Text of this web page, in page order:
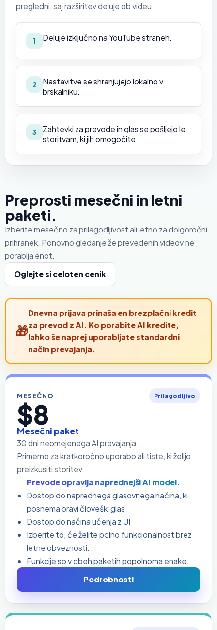
pregledni, saj razširitev deluje ob videu.
1 Deluje izključno na YouTube straneh.
2
Nastavitve se shranjujejo lokalno v
brskalniku.
3
Zahtevki za prevode in glas se pošljejo le
storitvam, ki jih omogočite.
Preprosti mesečni in letni
paketi.
Izberite mesečno za prilagodljivost ali letno za dolgoročni
prihranek. Ponovno gledanje že prevedenih videov ne
porablja enot.
Oglejte si celoten cenik
Dnevna prijava prinaša en brezplačni kredit
za prevod z AI. Ko porabite AI kredite,
lahko še naprej uporabljate standardni
način prevajanja.
MESEČNO Prilagodljivo
$8
Mesečni paket
30 dni neomejenega AI prevajanja
Primerno za kratkoročno uporabo ali tiste, ki želijo
preizkusiti storitev.
Prevode opravlja naprednejši AI model.
Dostop do naprednega glasovnega načina, ki
posnema pravi človeški glas
Dostop do načina učenja z UI
Izberite to, če želite polno funkcionalnost brez
letne obveznosti.
Funkcije so v obeh paketih popolnoma enake.
Podrobnosti